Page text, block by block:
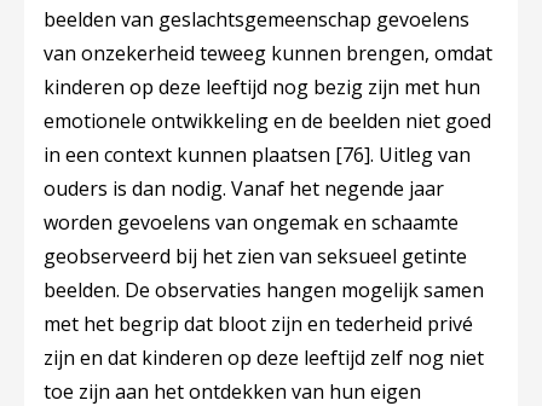
beelden van geslachtsgemeenschap gevoelens
van onzekerheid teweeg kunnen brengen, omdat
kinderen op deze leeftijd nog bezig zijn met hun
emotionele ontwikkeling en de beelden niet goed
in een context kunnen plaatsen [76]. Uitleg van
ouders is dan nodig. Vanaf het negende jaar
worden gevoelens van ongemak en schaamte
geobserveerd bij het zien van seksueel getinte
beelden. De observaties hangen mogelijk samen
met het begrip dat bloot zijn en tederheid privé
zijn en dat kinderen op deze leeftijd zelf nog niet
toe zijn aan het ontdekken van hun eigen